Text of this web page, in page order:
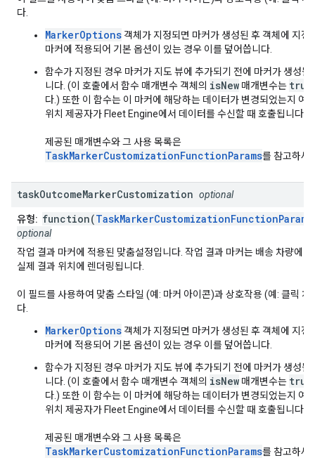
다.
MarkerOptions 객체가 지정되면 마커가 생성된 후 객체에 지정
마커에 적용되어 기본 옵션이 있는 경우 이를 덮어씁니다.
함수가 지정된 경우 마커가 지도 뷰에 추가되기 전에 마커가 생성될
니다. (이 호출에서 함수 매개변수 객체의 isNew 매개변수는 true
다.) 또한 이 함수는 이 마커에 해당하는 데이터가 변경되었는지 여
위치 제공자가 Fleet Engine에서 데이터를 수신할 때 호출됩니다.
제공된 매개변수와 그 사용 목록은
TaskMarkerCustomizationFunctionParams를 참고하세
taskOutcomeMarkerCustomization optional
유형: function(TaskMarkerCustomizationFunctionParams
optional
작업 결과 마커에 적용된 맞춤설정입니다. 작업 결과 마커는 배송 차량에
실제 결과 위치에 렌더링됩니다.
이 필드를 사용하여 맞춤 스타일 (예: 마커 아이콘)과 상호작용 (예: 클릭 처
다.
MarkerOptions 객체가 지정되면 마커가 생성된 후 객체에 지정
마커에 적용되어 기본 옵션이 있는 경우 이를 덮어씁니다.
함수가 지정된 경우 마커가 지도 뷰에 추가되기 전에 마커가 생성될
니다. (이 호출에서 함수 매개변수 객체의 isNew 매개변수는 true
다.) 또한 이 함수는 이 마커에 해당하는 데이터가 변경되었는지 여
위치 제공자가 Fleet Engine에서 데이터를 수신할 때 호출됩니다.
제공된 매개변수와 그 사용 목록은
TaskMarkerCustomizationFunctionParams를 참고하세